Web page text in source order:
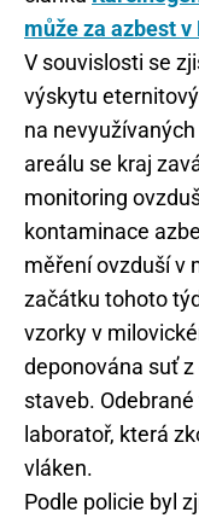
může za azbest
V souvislosti se
výskytu
na
areálu se kraj
monitoring
kontaminace
měření ovzduší v
začátku tohoto
vzorky v
deponována suť
staveb.
laboratoř, která
vláken.
Podle policie byl